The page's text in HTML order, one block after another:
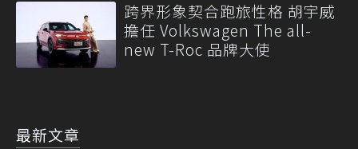
跨界形象契合跑旅性格 胡宇威
擔任 Volkswagen The all-
new T-Roc 品牌大使
最新文章